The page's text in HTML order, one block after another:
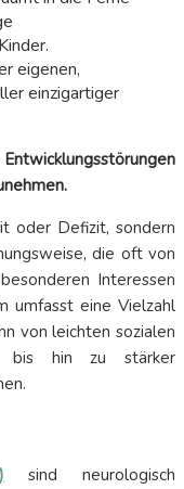
eigenen,
einzigartiger
oder Defizit, sondern
die oft von
Interessen
umfasst eine Vielzahl
von leichten sozialen
bis hin zu stärker
sind neurologisch